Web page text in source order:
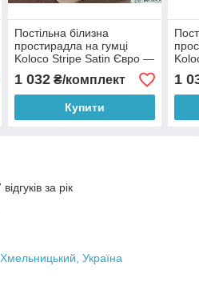
Постільна білизна
простирадла на гумці
Koloco Stripe Satin Євро —
Світлий беж
1 032₴/комплект
Купити
1
за рік
Україна